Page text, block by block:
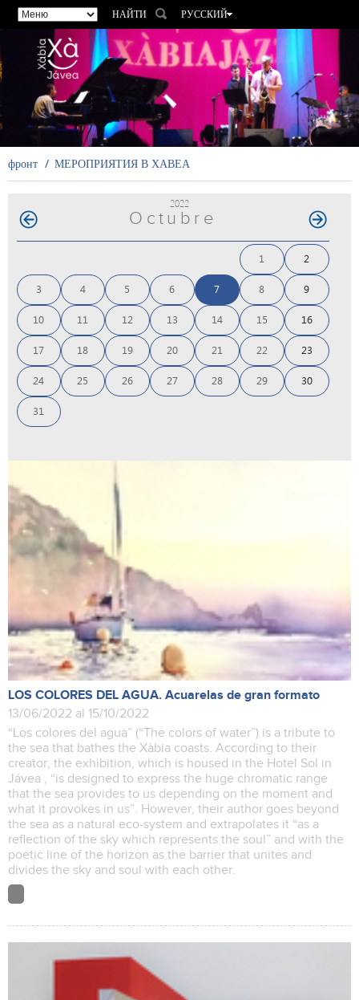
НАЙТИ
РУССКИЙ
ESPAÑOL
VALENCIÀ
FRANÇAIS
DEUTSCH
фронт МЕРОПРИЯТИЯ В ХАВЕА
2022
Octubre
1 2
3 4 5 6 7 8 9
10 11 12 13 14 15 16
17 18 19 20 21 22 23
24 25 26 27 28 29 30
31
LOS COLORES DEL AGUA. Acuarelas de gran formato
13/06/2022 al 15/10/2022
“Los colores del agua” (“The colors of water”) is a tribute to
the sea that bathes the Xàbia coasts. According to their
creator, the exhibition, which is housed in the Hotel Sol in
Jávea , “is designed to express the huge chromatic range
that the sea provides to us depending on the moment and
what it provokes in us”. However, their author goes beyond
the sea as a natural eco-system and extrapolates it “as a
reflection of the sky which represents the soul” and with the
poetic line of the horizon as the barrier that unites and
divides the sky and soul with each other.